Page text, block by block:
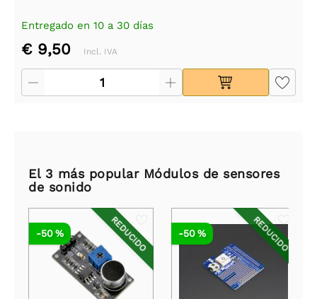
Entregado en 10 a 30 días
€ 9,50 Incl. IVA
El 3 más popular Módulos de sensores
de sonido
REDUCIDO
-50 % REDUCIDO
-50 %